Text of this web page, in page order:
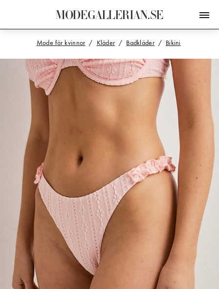
MODEGALLERIAN.SE
Mode för kvinnor Kläder Badkläder Bikini